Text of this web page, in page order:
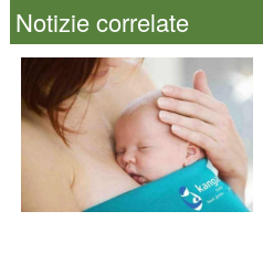
Notizie correlate